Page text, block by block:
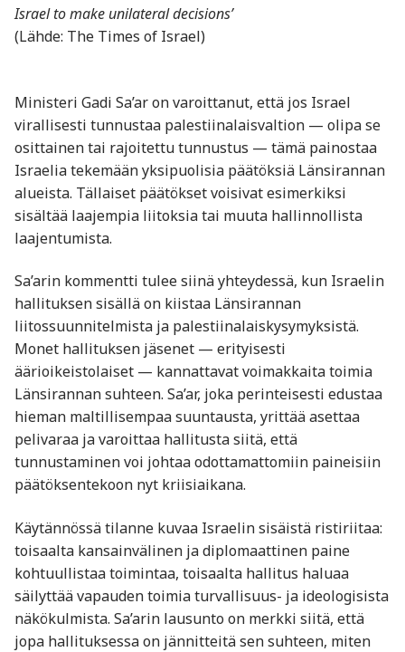
Israel to make unilateral decisions’
(Lähde: The Times of Israel)
Ministeri Gadi Sa’ar on varoittanut, että jos Israel
virallisesti tunnustaa palestiinalaisvaltion — olipa se
osittainen tai rajoitettu tunnustus — tämä painostaa
Israelia tekemään yksipuolisia päätöksiä Länsirannan
alueista. Tällaiset päätökset voisivat esimerkiksi
sisältää laajempia liitoksia tai muuta hallinnollista
laajentumista.
Sa’arin kommentti tulee siinä yhteydessä, kun Israelin
hallituksen sisällä on kiistaa Länsirannan
liitossuunnitelmista ja palestiinalaiskysymyksistä.
Monet hallituksen jäsenet — erityisesti
äärioikeistolaiset — kannattavat voimakkaita toimia
Länsirannan suhteen. Sa’ar, joka perinteisesti edustaa
hieman maltillisempaa suuntausta, yrittää asettaa
pelivaraa ja varoittaa hallitusta siitä, että
tunnustaminen voi johtaa odottamattomiin paineisiin
päätöksentekoon nyt kriisiaikana.
Käytännössä tilanne kuvaa Israelin sisäistä ristiriitaa:
toisaalta kansainvälinen ja diplomaattinen paine
kohtuullistaa toimintaa, toisaalta hallitus haluaa
säilyttää vapauden toimia turvallisuus- ja ideologisista
näkökulmista. Sa’arin lausunto on merkki siitä, että
jopa hallituksessa on jännitteitä sen suhteen, miten